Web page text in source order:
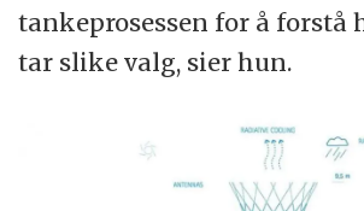
tankeprosessen for å forstå
tar slike valg, sier hun.